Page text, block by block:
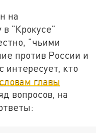
на
в "Крокусе"
"чьими
против России и
интересует, кто
главы
вопросов, на